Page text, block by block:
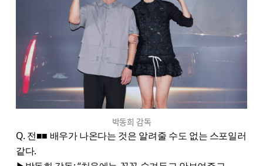
박동희 감독
Q. 전■■ 배우가 나온다는 것은 알려줄 수도 없는 스포일러
같다.